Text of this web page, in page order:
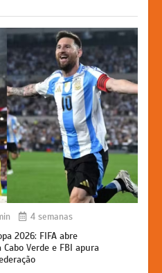
4 semanas
2026: FIFA abre
Verde e FBI apura